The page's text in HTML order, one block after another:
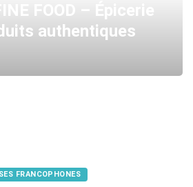
FOOD – Épicerie
authentiques
FRANCOPHONES